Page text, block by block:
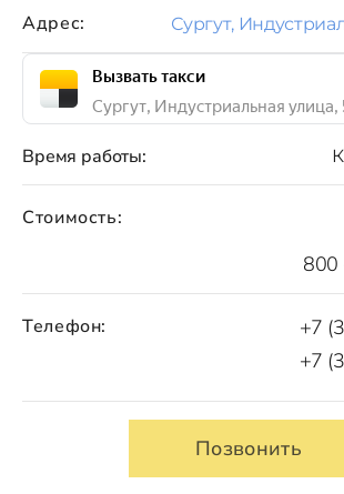
Стоимость:
800
Время работы:
Телефон:
+7
+7
Позвонить
Адрес: Сургут,
Вызвать такси
Сургут, Индустриальная улица,